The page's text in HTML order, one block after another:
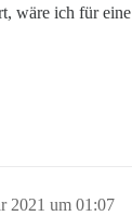
wäre ich für
2021 um 01:07